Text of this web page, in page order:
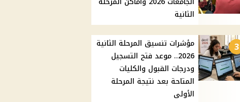
الثانية
3
مؤشرات تنسيق المرحلة الثانية
2026.. موعد فتح التسجيل
ودرجات القبول والكليات
المتاحة بعد نتيجة المرحلة
الأولى